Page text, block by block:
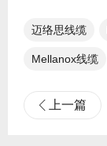
迈络思线缆
Mellanox线缆
上一篇